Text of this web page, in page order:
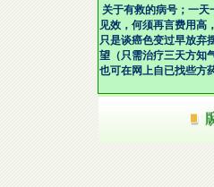
关于有救的病号；一
见效，何须再言费用高
只是谈癌色变过早放弃
望（只需治疗三天方知
也可在网上自已找些方